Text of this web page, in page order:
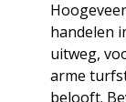
handelen
uitweg,
arme
belooft.